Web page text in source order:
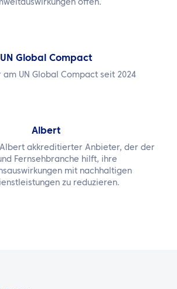
offen.
UN Global Compact
am UN Global Compact seit 2024
Albert
Albert akkreditierter Anbieter, der der
Fernsehbranche hilft, ihre
mit nachhaltigen
zu reduzieren.